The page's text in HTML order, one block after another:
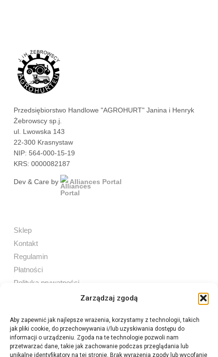
Zarządzaj zgodą
Aby zapewnić jak najlepsze wrażenia, korzystamy z technologii, takich
jak pliki cookie, do przechowywania i/lub uzyskiwania dostępu do
informacji o urządzeniu. Zgoda na te technologie pozwoli nam
przetwarzać dane, takie jak zachowanie podczas przeglądania lub
unikalne identyfikatory na tej stronie. Brak wyrażenia zgody lub wycofanie
Przedsiębiorstwo Handlowe "AGROHURT" Janina i Henryk
Żebrowscy sp.j.
ul. Lwowska 143
22-300 Krasnystaw
NIP: 564-000-15-19
KRS: 0000082187
Dev & Care by Alliances Portal
Sklep
Kontakt
Regulamin
Płatności
Polityka prywatności
Sprzedaż internetowa
Tel:605 603 753